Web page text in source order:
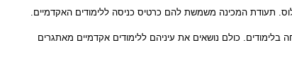
תעודת המכינה משמשת להם כרטיס כניסה ללימודים האקדמיים.
כולם נושאים את עיניהם ללימודים אקדמיים מאתגרים